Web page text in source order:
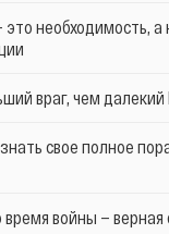
необходимость, а
враг, чем далекий
свое полное
время войны — верная